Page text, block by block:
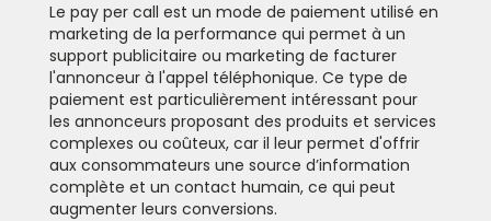
Le pay per call est un mode de paiement utilisé en
marketing de la performance qui permet à un
support publicitaire ou marketing de facturer
l'annonceur à l'appel téléphonique. Ce type de
paiement est particulièrement intéressant pour
les annonceurs proposant des produits et services
complexes ou coûteux, car il leur permet d'offrir
aux consommateurs une source d’information
complète et un contact humain, ce qui peut
augmenter leurs conversions.